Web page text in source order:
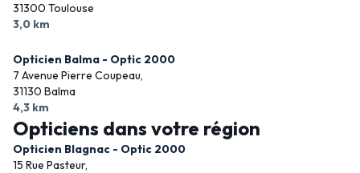
31300 Toulouse
3,0 km
Opticien Balma - Optic 2000
7 Avenue Pierre Coupeau,
31130 Balma
4,3 km
Opticiens dans votre région
Opticien Blagnac - Optic 2000
15 Rue Pasteur,